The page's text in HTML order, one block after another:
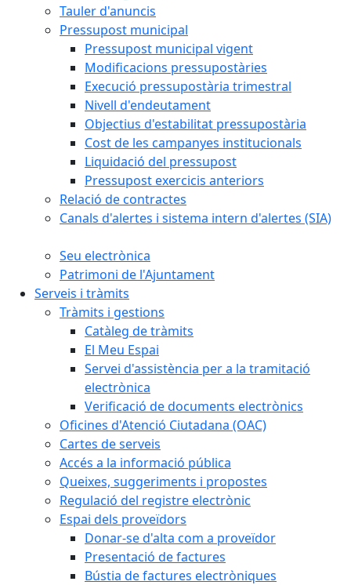
Tauler d'anuncis
Pressupost municipal
Pressupost municipal vigent
Modificacions pressupostàries
Execució pressupostària trimestral
Nivell d'endeutament
Objectius d'estabilitat pressupostària
Cost de les campanyes institucionals
Liquidació del pressupost
Pressupost exercicis anteriors
Relació de contractes
Canals d'alertes i sistema intern d'alertes (SIA)
Seu electrònica
Patrimoni de l'Ajuntament
Serveis i tràmits
Tràmits i gestions
Catàleg de tràmits
El Meu Espai
Servei d'assistència per a la tramitació
electrònica
Verificació de documents electrònics
Oficines d'Atenció Ciutadana (OAC)
Cartes de serveis
Accés a la informació pública
Queixes, suggeriments i propostes
Regulació del registre electrònic
Espai dels proveïdors
Donar-se d'alta com a proveïdor
Presentació de factures
Bústia de factures electròniques